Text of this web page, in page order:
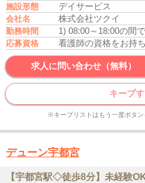
施設形態 デイサービス
会社名 株式会社ツクイ
勤務時間 1) 08:00～18:00の間
応募資格 看護師の資格をお持
求人に問い合わせ（無料）
キープ
※キープリストはもう一度ボタ
デューン宇都宮
【宇都宮駅◇徒歩8分】未経験